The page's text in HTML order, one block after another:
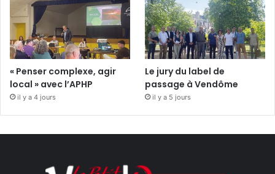
« Penser complexe, agir
local » avec l’APHP
il y a 4 jours
Le jury du label de
passage à Vendôme
il y a 5 jours